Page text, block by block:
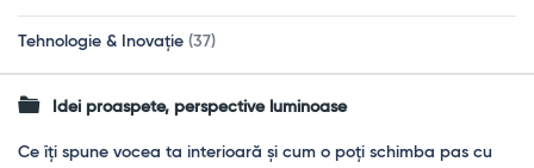
Tehnologie & Inovație (37)
Idei proaspete, perspective luminoase
Ce îți spune vocea ta interioară și cum o poți schimba pas cu